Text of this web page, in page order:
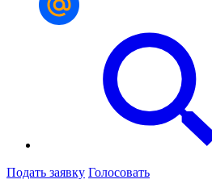
Подать заявку Голосовать